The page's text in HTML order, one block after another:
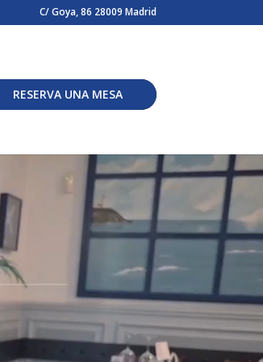
C/ Goya, 86 28009 Madrid
RESERVA UNA MESA